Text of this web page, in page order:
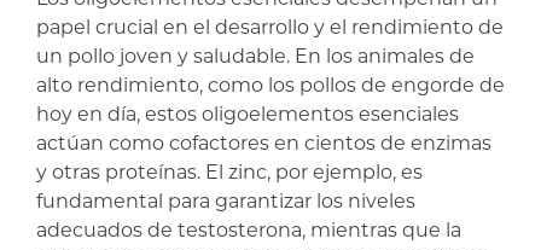
papel crucial en el desarrollo y el rendimiento de
un pollo joven y saludable. En los animales de
alto rendimiento, como los pollos de engorde de
hoy en día, estos oligoelementos esenciales
actúan como cofactores en cientos de enzimas
y otras proteínas. El zinc, por ejemplo, es
fundamental para garantizar los niveles
adecuados de testosterona, mientras que la